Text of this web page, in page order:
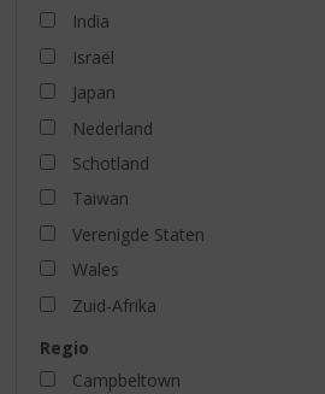
India
Israël
Japan
Nederland
Schotland
Taiwan
Verenigde Staten
Wales
Zuid-Afrika
Regio
Campbeltown